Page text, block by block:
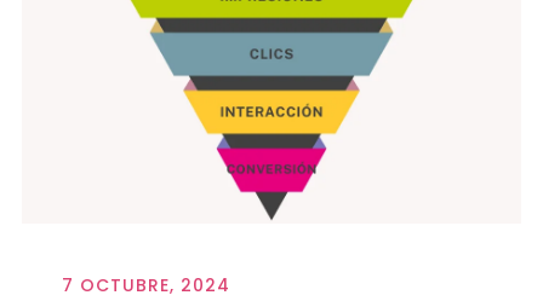
7 OCTUBRE, 2024